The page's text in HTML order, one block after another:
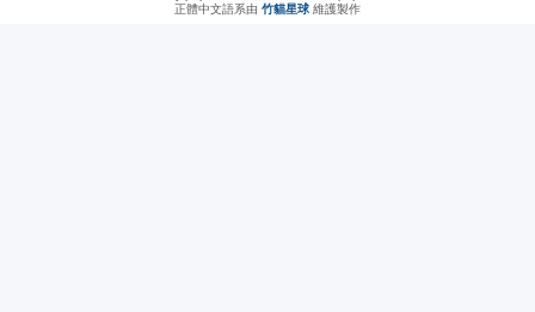
正體中文語系由 竹貓星球 維護製作